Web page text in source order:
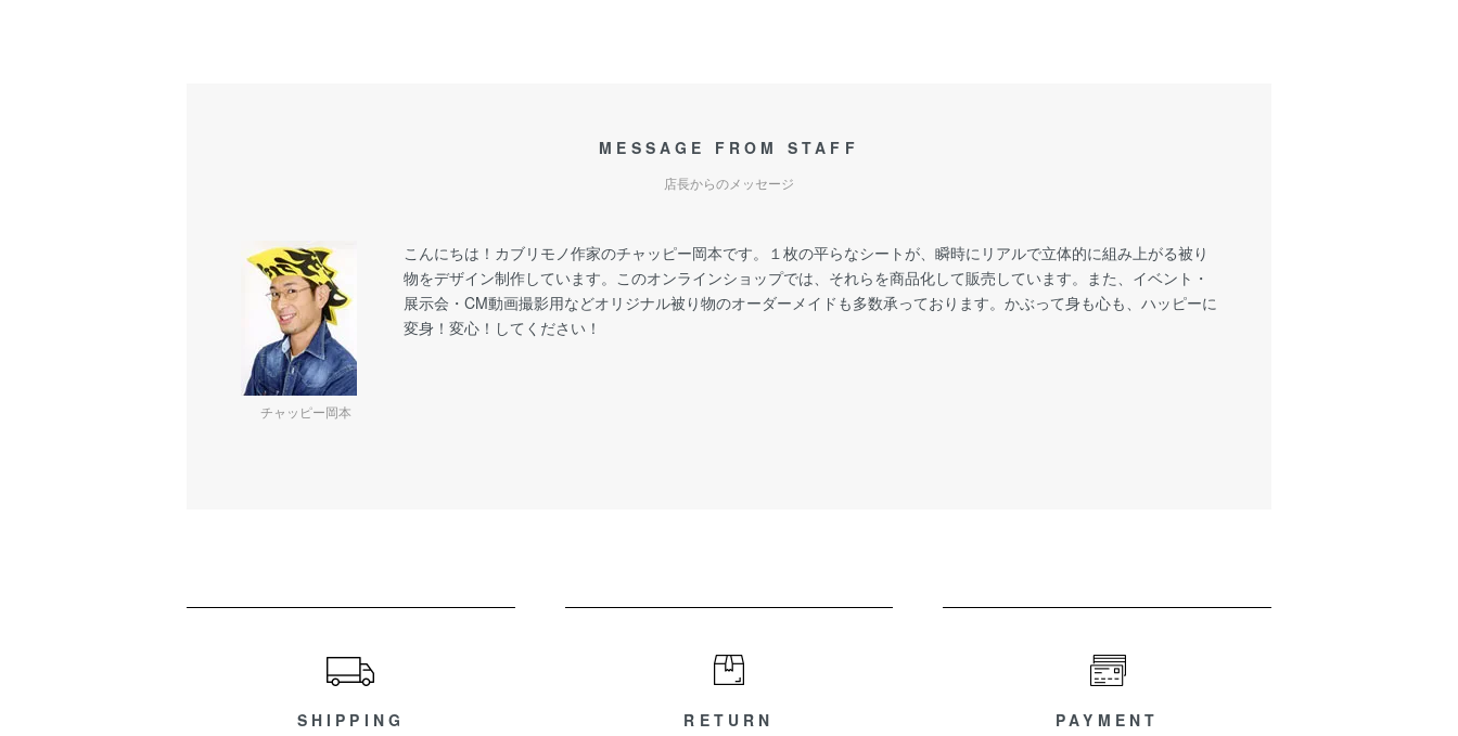
MESSAGE FROM STAFF
店長からのメッセージ
チャッピー岡本
こんにちは！カブリモノ作家のチャッピー岡本です。１枚の平らなシートが、瞬時にリアルで立体的に組み上がる被り
物をデザイン制作しています。このオンラインショップでは、それらを商品化して販売しています。また、イベント・
展示会・CM動画撮影用などオリジナル被り物のオーダーメイドも多数承っております。かぶって身も心も、ハッピーに
変身！変心！してください！
SHIPPING RETURN PAYMENT